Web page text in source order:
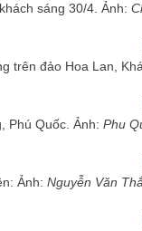
sáng 30/4. Ảnh:
trên đảo Hoa Lan,
Phú Quốc. Ảnh: Phu
Ảnh: Nguyễn Văn